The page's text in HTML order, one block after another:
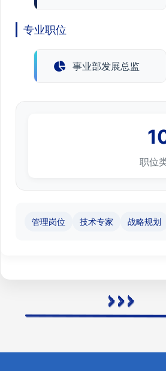
专业职位
事业部发展总监
职位
管理岗位 技术专家 战略规划